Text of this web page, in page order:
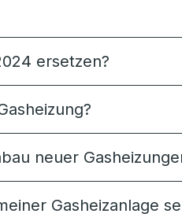
ersetzen?
neuer
Gasheizanlage